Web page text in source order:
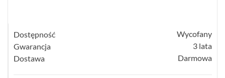
WI-
HOME
Dostępność
Wycofany
Gwarancja
3 lata
Dostawa
Darmowa